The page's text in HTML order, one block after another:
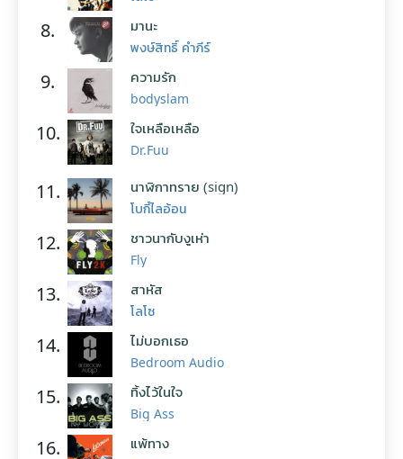
8. มานะ
พงษ์สิทธิ์ คำภีร์
9. ความรัก
bodyslam
10. ใจเหลือเหลือ
Dr.Fuu
11. นาฬิกาทราย (sign)
โบกี้ไลอ้อน
12. ชาวนากับงูเห่า
Fly
13. สาหัส
โลโซ
14. ไม่บอกเธอ
Bedroom Audio
15. ทิ้งไว้ในใจ
Big Ass
16. แพ้ทาง